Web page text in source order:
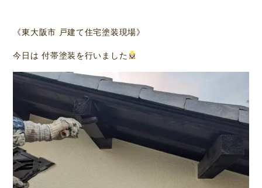
《東大阪市 戸建て住宅塗装現場》
今日は 付帯塗装を行いました